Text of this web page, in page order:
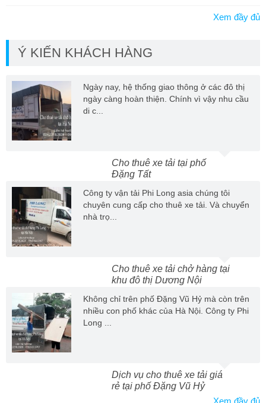
Xem đầy đủ
Ý KIẾN KHÁCH HÀNG
Ngày nay, hệ thống giao thông ở các đô thị
ngày càng hoàn thiện. Chính vì vậy nhu cầu
di c...
Cho thuê xe tải tại phố
Đặng Tất
Công ty vận tải Phi Long asia chúng tôi
chuyên cung cấp cho thuê xe tải. Và chuyển
nhà trọ...
Cho thuê xe tải chở hàng tại
khu đô thị Dương Nội
Không chỉ trên phố Đặng Vũ Hỷ mà còn trên
nhiều con phố khác của Hà Nội. Công ty Phi
Long ...
Dịch vụ cho thuê xe tải giá
rẻ tại phố Đặng Vũ Hỷ